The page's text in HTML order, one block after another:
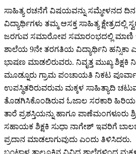
ಸಾಹಿತ್ಯ ರಚನೆಗೆ ವಿಷಯವನ್ನು ಸಮ್ಮೇಳನದ ದಿನ
ವಿದ್ಯಾರ್ಥಿಗಳು ತಮ್ಮ ಆಸಕ್ತ ಸಾಹಿತ್ಯ ಕ್ಷೇತ್ರದಲ್ಲಿ
ಜರಗುವ ಸಮಾರೋಪ ಸಮಾರಂಭದಲ್ಲಿ ಮಾಣಿ
ಶಾಲೆಯ 9ನೇ ತರಗತಿಯ ವಿದ್ಯಾರ್ಥಿನಿ
ಭಾಷಣ ಮಾಡಲಿರುವರು. ನಿವೃತ್ತ ಮುಖ್ಯ ಶಿಕ್ಷಕಿ
ಮೂಡ್ನೂರು ಗ್ರಾಮ ಪಂಚಾಯತಿ ನಿಕಟ
ಉಪಸ್ಥಿತರಿರುವರುಮ ಮಕ್ಕಳ ಸಾಹಿತ್ಯಾದಿ
ತೊಡಗಿಸಿಕೊಂಡಿರುವ ಓಜಾಲ ಸರಕಾರಿ ಹಿರಿಯ
ತಾರೆ ಪ್ರಶಸ್ತಿಯನ್ನು ಹಾಗೂ ಪಾಣೆಮಂಗಳೂರು
ಸಹಾಯಕ ಶಿಕ್ಷಕಿ ಸುಧಾ ನಾಗೇಶ್ ಇವರಿಗೆ
ಪ್ರದಾನ ಮಾಡಲಾಗುವುದು ಎಂದು ತಿಳಿಸಿದರು.
ಬಂಟ್ವಾಳ ತಾಲೂಕಿನ ವಿವಿಧ ಶಾಲೆಗಳಿಂದ